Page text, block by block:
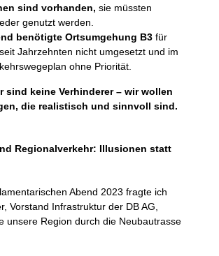
sind vorhanden, sie müssten
genutzt werden.
benötigte Ortsumgehung B3für
Jahrzehnten nicht umgesetzt und im
ohne Priorität.
sind keine Verhinderer – wir wollen
die realistisch und sinnvoll sind.
Regionalverkehr: Illusionen statt
Abend 2023 fragte ich
Vorstand Infrastruktur der DB AG,
unsere Region durch die Neubautrasse